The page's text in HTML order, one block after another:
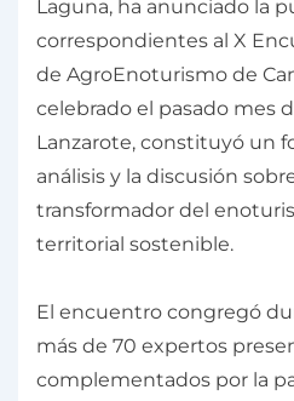
Laguna, ha anunciado la
correspondientes al X
de AgroEnoturismo de
celebrado el pasado mes
Lanzarote, constituyó un
análisis y la discusión
transformador del
territorial sostenible.
El encuentro congregó
más de 70 expertos
complementados por la